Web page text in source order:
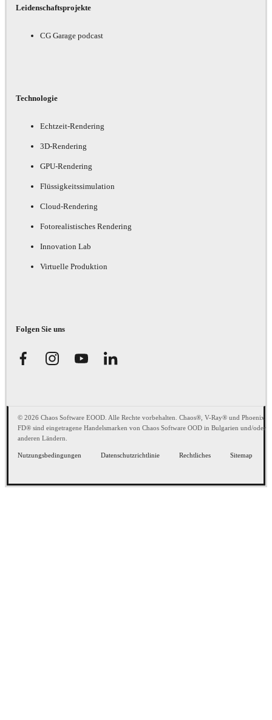
Leidenschaftsprojekte
CG Garage podcast
Technologie
Echtzeit-Rendering
3D-Rendering
GPU-Rendering
Flüssigkeitssimulation
Cloud-Rendering
Fotorealistisches Rendering
Innovation Lab
Virtuelle Produktion
Folgen Sie uns
© 2026 Chaos Software EOOD. Alle Rechte vorbehalten. Chaos®, V-Ray® und Phoenix
FD® sind eingetragene Handelsmarken von Chaos Software OOD in Bulgarien und/oder
anderen Ländern.
Nutzungsbedingungen Datenschutzrichtlinie Rechtliches Sitemap